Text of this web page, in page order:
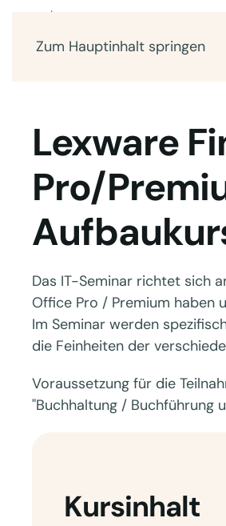
Zum Hauptinhalt springen
Lexware
Pro/
Das IT-Seminar richtet sich
Office Pro / Premium haben
Im Seminar werden
die Feinheiten der
Voraussetzung für die
"Buchhaltung / Buchführung
Kursinhalt